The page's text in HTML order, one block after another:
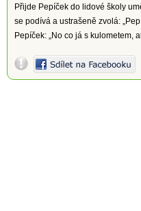
Přijde Pepíček do lidové školy
se podívá a ustrašeně zvolá:
Pepíček: „No co já s kulometem,